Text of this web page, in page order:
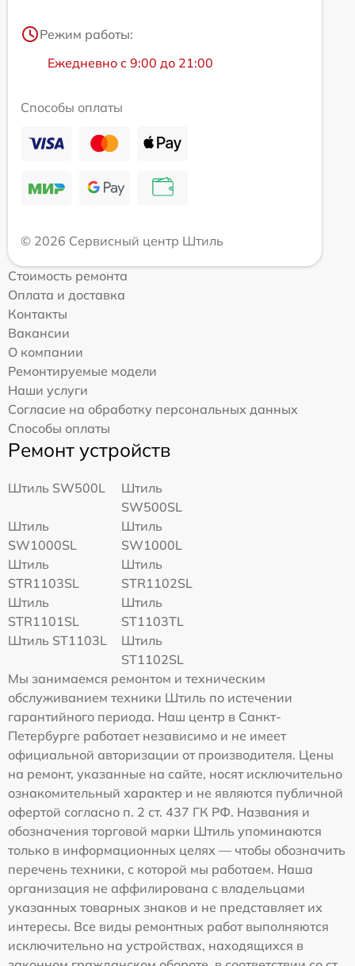
Режим работы:
Ежедневно с 9:00 до 21:00
Способы оплаты
© 2026 Сервисный центр Штиль
Стоимость ремонта
Оплата и доставка
Контакты
Вакансии
О компании
Ремонтируемые модели
Наши услуги
Согласие на обработку персональных данных
Способы оплаты
Ремонт устройств
Штиль SW500L
Штиль
SW500SL
Штиль
SW1000SL
Штиль
SW1000L
Штиль
STR1103SL
Штиль
STR1102SL
Штиль
STR1101SL
Штиль
ST1103TL
Штиль ST1103L
Штиль
ST1102SL
Мы занимаемся ремонтом и техническим
обслуживанием техники Штиль по истечении
гарантийного периода. Наш центр в Санкт-
Петербурге работает независимо и не имеет
официальной авторизации от производителя. Цены
на ремонт, указанные на сайте, носят исключительно
ознакомительный характер и не являются публичной
офертой согласно п. 2 ст. 437 ГК РФ. Названия и
обозначения торговой марки Штиль упоминаются
только в информационных целях — чтобы обозначить
перечень техники, с которой мы работаем. Наша
организация не аффилирована с владельцами
указанных товарных знаков и не представляет их
интересы. Все виды ремонтных работ выполняются
исключительно на устройствах, находящихся в